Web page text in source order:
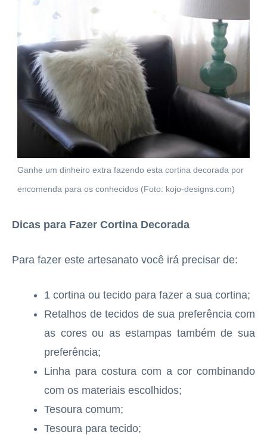
Ganhe um dinheiro extra fazendo esta cortina decorada por
encomenda para os conhecidos (Foto: kojo-designs.com)
Dicas para Fazer Cortina Decorada
Para fazer este artesanato você irá precisar de:
1 cortina ou tecido para fazer a sua cortina;
Retalhos de tecidos de sua preferência com
as cores ou as estampas também de sua
preferência;
Linha para costura com a cor combinando
com os materiais escolhidos;
Tesoura comum;
Tesoura para tecido;